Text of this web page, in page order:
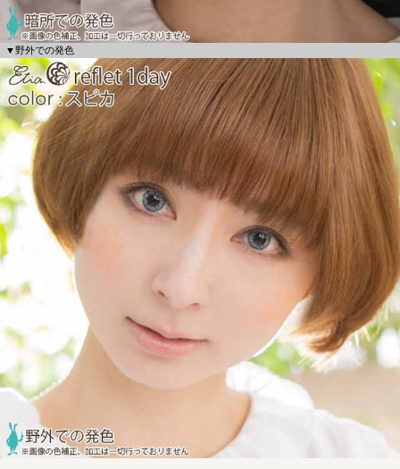
▼野外での発色